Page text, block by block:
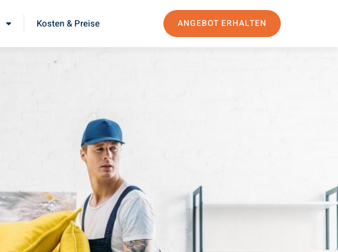
Kosten & Preise ANGEBOT ERHALTEN